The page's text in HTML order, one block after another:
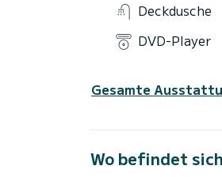
Deckdusche
DVD-Player
Gesamte
Wo befindet